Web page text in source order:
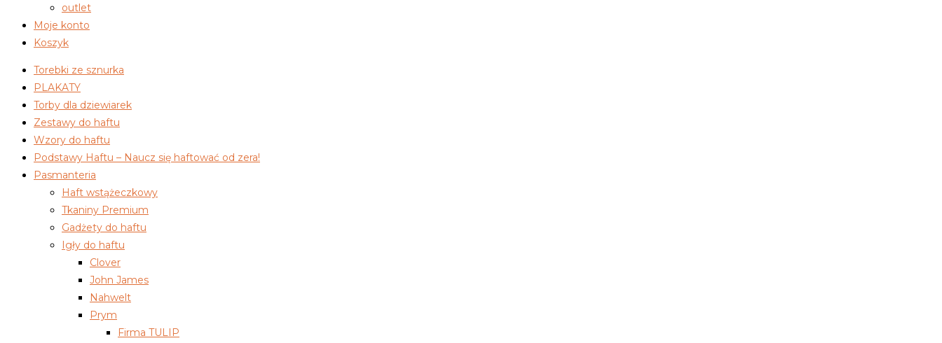
outlet
Moje konto
Koszyk
Torebki ze sznurka
PLAKATY
Torby dla dziewiarek
Zestawy do haftu
Wzory do haftu
Podstawy Haftu – Naucz się haftować od zera!
Pasmanteria
Haft wstążeczkowy
Tkaniny Premium
Gadżety do haftu
Igły do haftu
Clover
John James
Nahwelt
Prym
Firma TULIP